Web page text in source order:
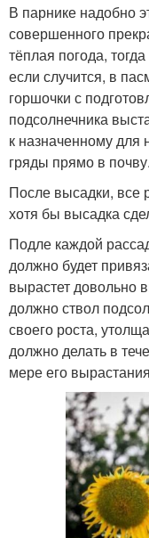
В парнике надобно
совершенного
тёплая погода,
если случится, в
горшочки с
подсолнечника
к назначенному для
гряды прямо в почву.
После высадки, все
хотя бы высадка
Подле каждой
должно будет
вырастет довольно
должно ствол
своего роста,
должно делать в
мере его